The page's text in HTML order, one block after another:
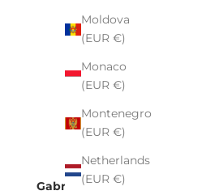
Moldova
(EUR €)
Monaco
(EUR €)
Montenegro
(EUR €)
Netherlands
(EUR €)
Gabriela Motyka